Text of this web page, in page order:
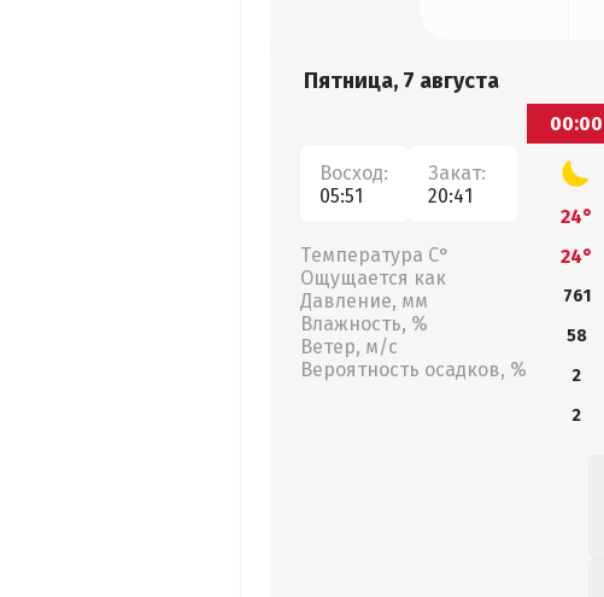
Пятница, 7 августа
Восход:
05:51
Закат:
20:41
Температура С°
Ощущается как
Давление, мм
Влажность, %
Ветер, м/с
Вероятность осадков, %
00:00
24°
24°
761
58
2
2